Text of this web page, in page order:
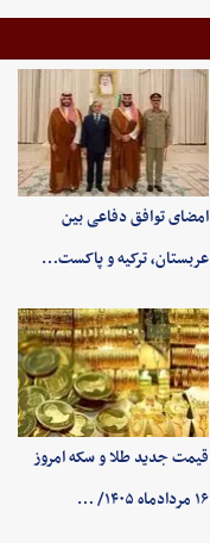
امضای توافق دفاعی بین
عربستان، ترکیه و پاکست…
قیمت جدید طلا و سکه امروز
۱۶ مردادماه ۱۴۰۵/ …